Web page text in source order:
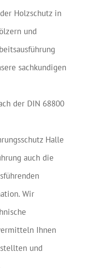
Holzschutz in
und
sachkundigen
der DIN 68800
Halle
auch die
Wir
Ihnen
und